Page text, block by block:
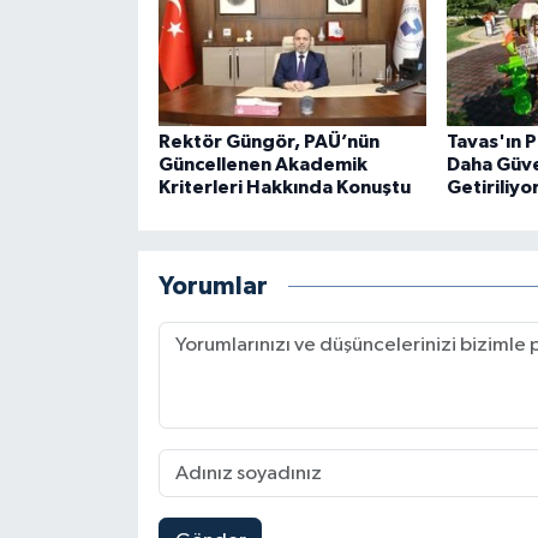
Rektör Güngör, PAÜ’nün
Güncellenen Akademik
Kriterleri Hakkında Konuştu
Tavas'ın
Daha
Yorumlar